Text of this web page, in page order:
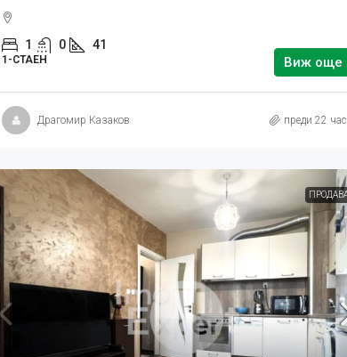
1 0 41
1-СТАЕН Виж още
Драгомир Казаков преди 22